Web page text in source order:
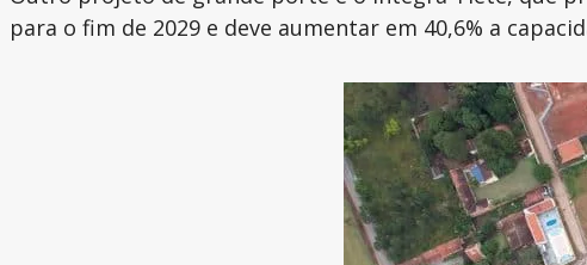
para o fim de 2029 e deve aumentar em 40,6% a